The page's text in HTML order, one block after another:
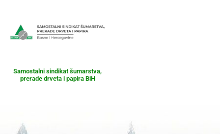
Samostalni sindikat šumarstva,
prerade drveta i papira BiH